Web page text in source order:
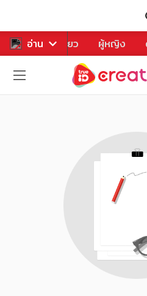
อ่าน
หาร ท่องเที่ยว ผู้หญิง